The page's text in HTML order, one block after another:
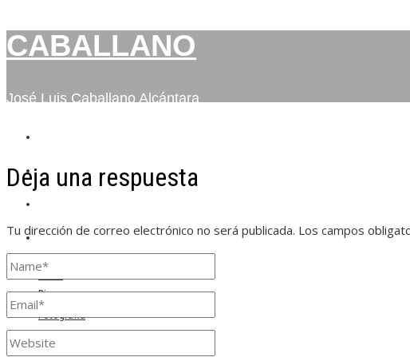
CABALLANO
José Luis Caballano Alcántara
BIO
CONTACTO
Inicio
Bio
Fotografía
Contacto
Deja una respuesta
Tu dirección de correo electrónico no será publicada. Los campos